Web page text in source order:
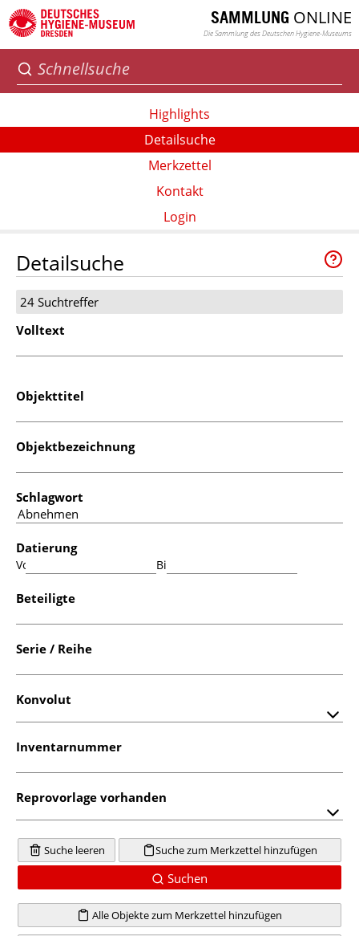
SAMMLUNG ONLINE
Die Sammlung des Deutschen Hygiene-Museums
Highlights
Detailsuche
Merkzettel
Kontakt
Login
Detailsuche
24 Suchtreffer
Volltext
Objekttitel
Objektbezeichnung
Schlagwort
Datierung
Von: Bis:
Beteiligte
Serie / Reihe
Konvolut
Inventarnummer
Reprovorlage vorhanden
Suche leeren Suche zum Merkzettel hinzufügen
Suchen
Alle Objekte zum Merkzettel hinzufügen